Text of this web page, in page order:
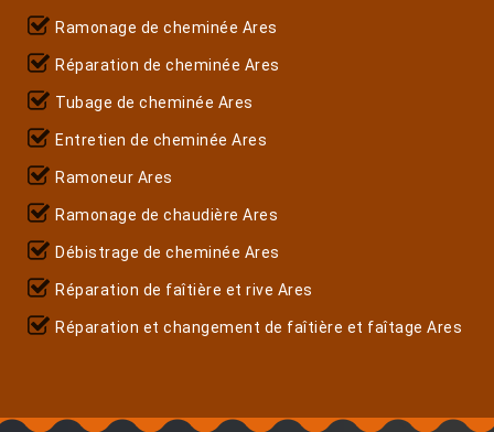
Ramonage de cheminée Ares
Réparation de cheminée Ares
Tubage de cheminée Ares
Entretien de cheminée Ares
Ramoneur Ares
Ramonage de chaudière Ares
Débistrage de cheminée Ares
Réparation de faîtière et rive Ares
Réparation et changement de faîtière et faîtage Ares